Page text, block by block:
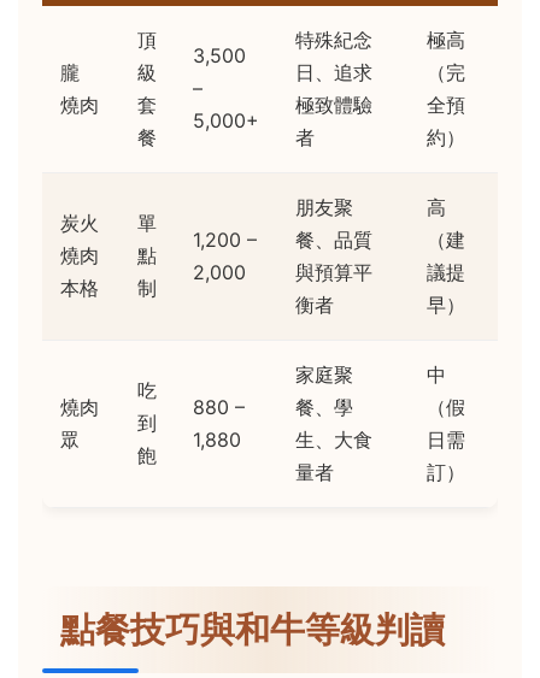
朧
燒肉
頂
級
套
餐
3,500
–
5,000+
特殊紀念
日、追求
極致體驗
者
極高
（完
全預
約）
炭火
燒肉
本格
單
點
制
1,200 –
2,000
朋友聚
餐、品質
與預算平
衡者
高
（建
議提
早）
燒肉
眾
吃
到
飽
880 –
1,880
家庭聚
餐、學
生、大食
量者
中
（假
日需
訂）
點餐技巧與和牛等級判讀